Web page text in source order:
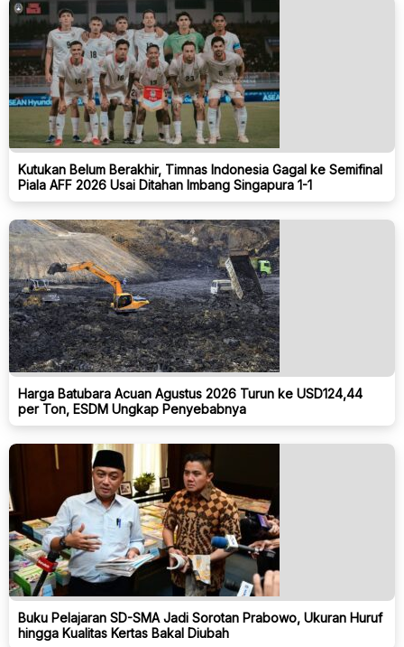
Kutukan Belum Berakhir, Timnas Indonesia Gagal ke Semifinal
Piala AFF 2026 Usai Ditahan Imbang Singapura 1-1
Harga Batubara Acuan Agustus 2026 Turun ke USD124,44
per Ton, ESDM Ungkap Penyebabnya
Buku Pelajaran SD-SMA Jadi Sorotan Prabowo, Ukuran Huruf
hingga Kualitas Kertas Bakal Diubah